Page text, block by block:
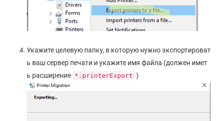
Укажите целевую папку, в которую нужно экспортироват
ь ваш сервер печати и укажите имя файла (должен имет
ь расширение *.printerExport )